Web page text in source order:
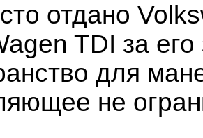
отдано
TDI за
для
не